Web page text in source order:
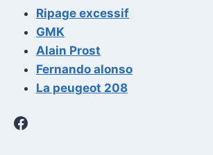
Ripage excessif
GMK
Alain Prost
Fernando alonso
La peugeot 208
Facebook